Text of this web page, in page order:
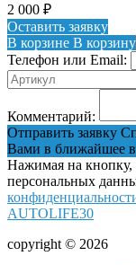
2 000 ₽
Оставить заявку
В корзине В корзину
Телефон или Email:
Комментарий:
Отправить заявку
Вами в ближайшее
Нажимая на кнопку,
персональных
AUTOLIFE30
copyright © 2026